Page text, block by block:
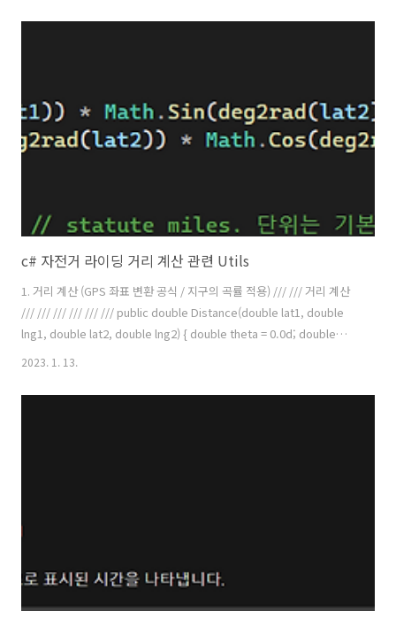
체가 아직까지 영화같은 느낌으로 다가온다. 일단 그저 신기할 따름이다.
신한다. 나 또한 이 ..
c# 자전거 라이딩 거리 계산 관련 Utils
1. 거리 계산 (GPS 좌표 변환 공식 / 지구의 곡률 적용) /// /// 거리 계산
/// /// /// /// /// /// public double Distance(double lat1, double
lng1, double lat2, double lng2) { double theta = 0.0d; double
dist = 0.0d; theta = lng1 - lng2; dist = Math.Sin(deg2rad(lat1)) *
Math.Cos(deg2rad(lat2)) * Math.Cos(deg2rad(theta)); dist =
2023. 1. 13.